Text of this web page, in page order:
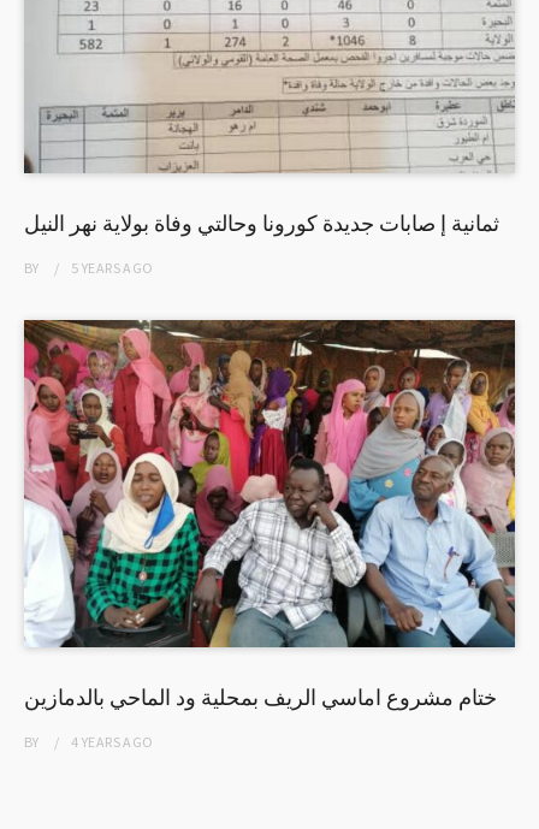
ثمانية إ صابات جديدة كورونا وحالتي وفاة بولاية نهر النيل
BY 5 YEARSAGO
ختام مشروع اماسي الريف بمحلية ود الماحي بالدمازين
BY 4 YEARSAGO